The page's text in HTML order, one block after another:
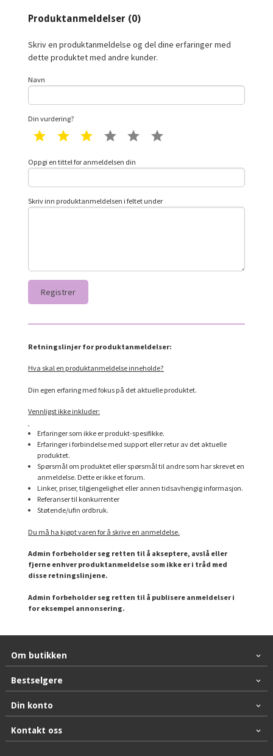
Produktanmeldelser (0)
Skriv en produktanmeldelse og del dine erfaringer med
dette produktet med andre kunder.
Navn
Din vurdering?
1 star 2 star 3 star 4 star 5 star
Oppgi en tittel for anmeldelsen din
Skriv inn produktanmeldelsen i feltet under
Retningslinjer for produktanmeldelser:
Hva skal en produktanmeldelse inneholde?
Din egen erfaring med fokus på det aktuelle produktet.
Vennligst ikke inkluder:
Erfaringer som ikke er produkt-spesifikke.
Erfaringer i forbindelse med support eller retur av det aktuelle
produktet.
Spørsmål om produktet eller spørsmål til andre som har skrevet en
anmeldelse. Dette er ikke et forum.
Linker, priser, tilgjengelighet eller annen tidsavhengig informasjon.
Referanser til konkurrenter
Støtende/ufin ordbruk.
Du må ha kjøpt varen for å skrive en anmeldelse.
Admin forbeholder seg retten til å akseptere, avslå eller
fjerne enhver produktanmeldelse som ikke er i tråd med
disse retningslinjene.
Admin forbeholder seg retten til å publisere anmeldelser i
for eksempel annonsering.
Om butikken
Bestselgere
Din konto
Kontakt oss